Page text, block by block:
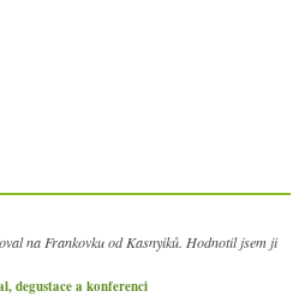
na Frankovku od Kasnyiků. Hodnotil jsem ji
degustace a konferenci